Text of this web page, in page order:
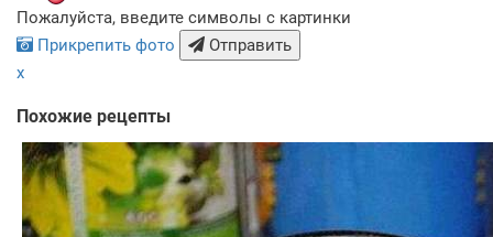
Пожалуйста, введите символы с картинки
Прикрепить фото
Отправить
x
Похожие рецепты